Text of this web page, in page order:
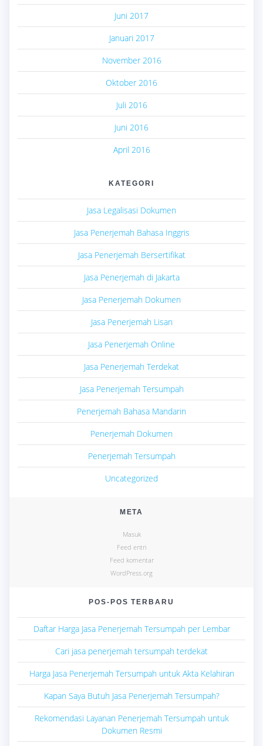
Juni 2017
Januari 2017
November 2016
Oktober 2016
Juli 2016
Juni 2016
April 2016
KATEGORI
Jasa Legalisasi Dokumen
Jasa Penerjemah Bahasa Inggris
Jasa Penerjemah Bersertifikat
Jasa Penerjemah di Jakarta
Jasa Penerjemah Dokumen
Jasa Penerjemah Lisan
Jasa Penerjemah Online
Jasa Penerjemah Terdekat
Jasa Penerjemah Tersumpah
Penerjemah Bahasa Mandarin
Penerjemah Dokumen
Penerjemah Tersumpah
Uncategorized
META
Masuk
Feed entri
Feed komentar
WordPress.org
POS-POS TERBARU
Daftar Harga Jasa Penerjemah Tersumpah per Lembar
Cari jasa penerjemah tersumpah terdekat
Harga Jasa Penerjemah Tersumpah untuk Akta Kelahiran
Kapan Saya Butuh Jasa Penerjemah Tersumpah?
Rekomendasi Layanan Penerjemah Tersumpah untuk
Dokumen Resmi